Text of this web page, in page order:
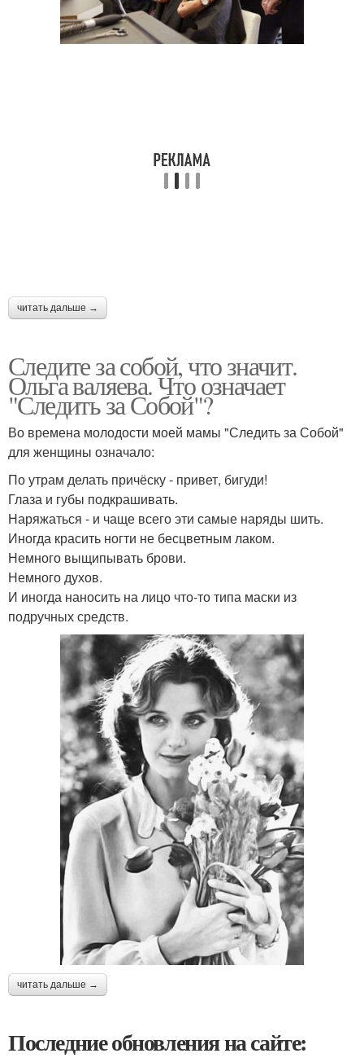
читать дальше →
Следите за собой, что значит.
Ольга валяева. Что означает
"Следить за Собой"?
Во времена молодости моей мамы "Следить за Собой"
для женщины означало:
По утрам делать причёску - привет, бигуди!
Глаза и губы подкрашивать.
Наряжаться - и чаще всего эти самые наряды шить.
Иногда красить ногти не бесцветным лаком.
Немного выщипывать брови.
Немного духов.
И иногда наносить на лицо что-то типа маски из
подручных средств.
читать дальше →
Последние обновления на сайте: